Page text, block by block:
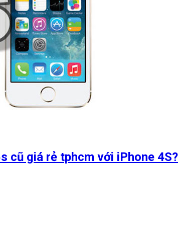
cũ giá rẻ tphcm với iPhone 4S?